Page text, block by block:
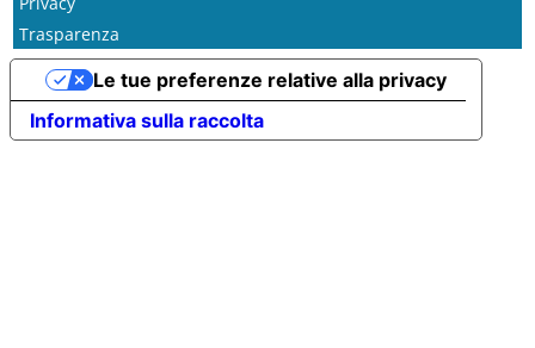
Trasparenza
Informativa sulla raccolta
Le tue preferenze relative alla privacy